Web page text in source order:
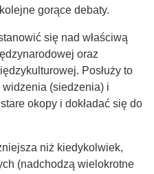
gorące debaty.
się nad właściwą
oraz
Posłuży to
(siedzenia) i
okopy i dokładać się do
niż kiedykolwiek,
(nadchodzą wielokrotne